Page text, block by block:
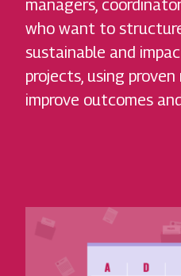
managers,
who want to
sustainable and
projects, using
improve outcomes